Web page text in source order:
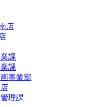
店
課
課
事業部
理課